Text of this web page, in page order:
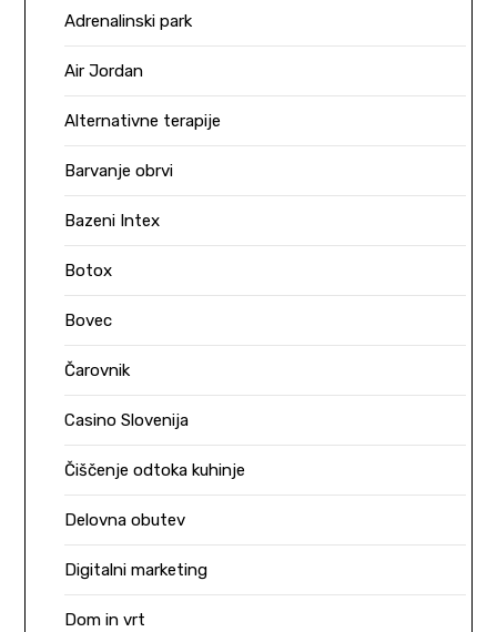
Adrenalinski park
Air Jordan
Alternativne terapije
Barvanje obrvi
Bazeni Intex
Botox
Bovec
Čarovnik
Casino Slovenija
Čiščenje odtoka kuhinje
Delovna obutev
Digitalni marketing
Dom in vrt